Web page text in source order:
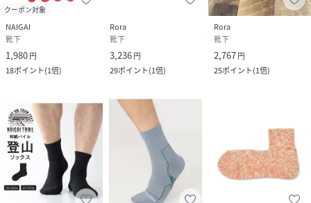
クーポン対象
NAIGAI
靴下
1,980円
18ポイント(1倍)
Rora
靴下
3,236円
29ポイント(1倍)
Rora
靴下
2,767円
25ポイント(1倍)